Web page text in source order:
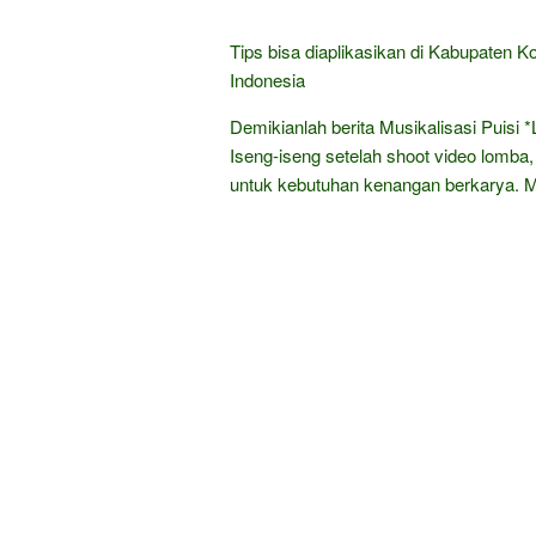
Tips bisa diaplikasikan di Kabupaten
Indonesia
Demikianlah berita Musikalisasi Puisi
Iseng-iseng setelah shoot video
untuk kebutuhan kenangan